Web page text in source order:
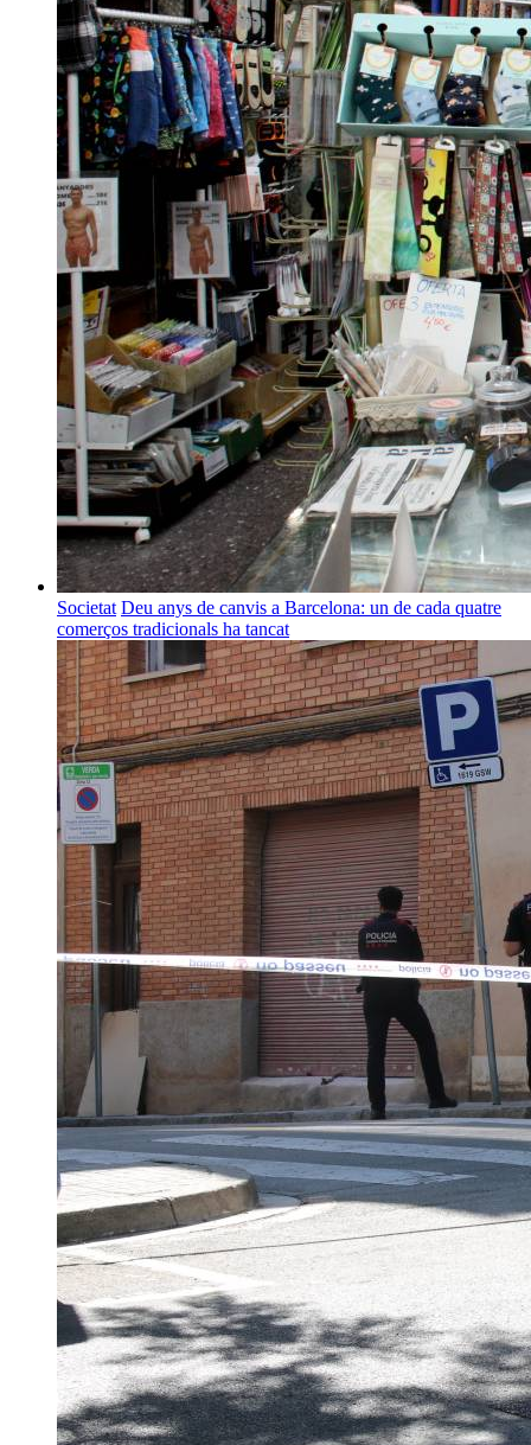
Societat Deu anys de canvis a Barcelona: un de cada quatre
comerços tradicionals ha tancat